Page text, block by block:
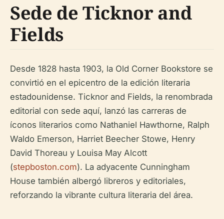
Sede de Ticknor and
Fields
Desde 1828 hasta 1903, la Old Corner Bookstore se
convirtió en el epicentro de la edición literaria
estadounidense. Ticknor and Fields, la renombrada
editorial con sede aquí, lanzó las carreras de
íconos literarios como Nathaniel Hawthorne, Ralph
Waldo Emerson, Harriet Beecher Stowe, Henry
David Thoreau y Louisa May Alcott
(stepboston.com). La adyacente Cunningham
House también albergó libreros y editoriales,
reforzando la vibrante cultura literaria del área.